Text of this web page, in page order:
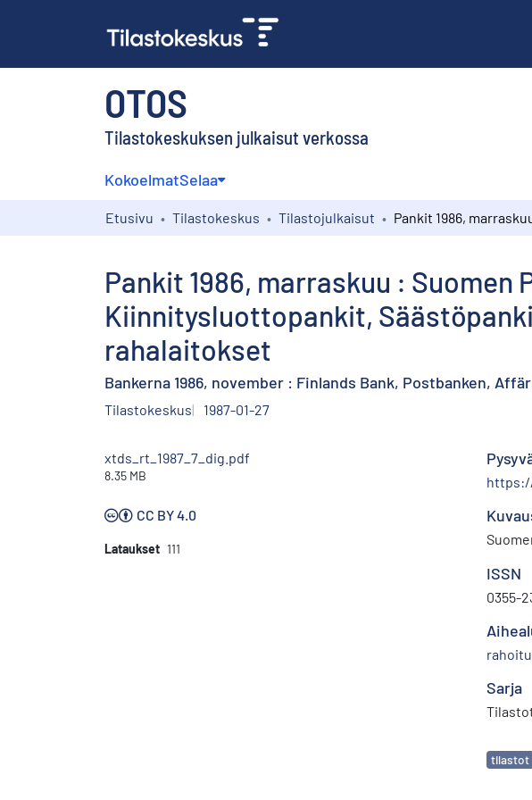
OTOS
Tilastokeskuksen julkaisut verkossa
KokoelmatSelaa
Etusivu Tilastokeskus Tilastojulkaisut
Pankit 1986, marraskuu :
Kiinnitysluottopankit,
rahalaitokset
Bankerna 1986, november : Finlands Bank, Postbanken,
Tilastokeskus 1987-01-27
xtds_rt_1987_7_dig.pdf
8.35 MB
CC BY 4.0
Lataukset 111
ISSN
0355-
Sarja
tilastot